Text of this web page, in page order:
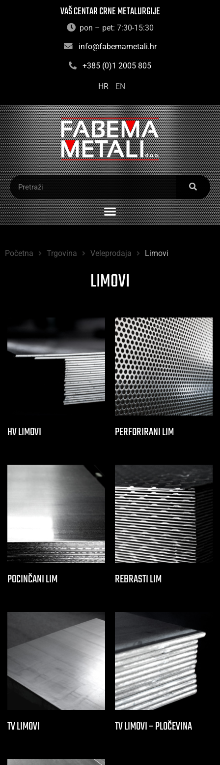
VAŠ CENTAR CRNE METALURGIJE
pon – pet: 7:30-15:30
info@fabemametali.hr
+385 (0)1 2005 805
HR EN
Početna Trgovina Veleprodaja Limovi
LIMOVI
HV LIMOVI PERFORIRANI LIM
POCINČANI LIM REBRASTI LIM
TV LIMOVI TV LIMOVI – PLOČEVINA